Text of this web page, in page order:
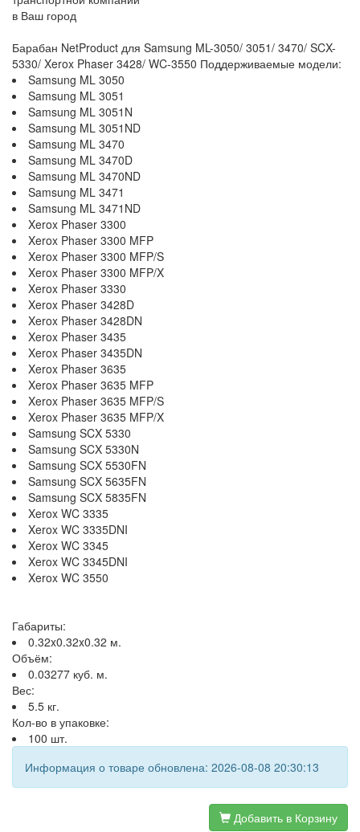
в Ваш город
Барабан NetProduct для Samsung ML-3050/ 3051/ 3470/ SCX-
5330/ Xerox Phaser 3428/ WC-3550 Поддерживаемые модели:
Samsung ML 3050
Samsung ML 3051
Samsung ML 3051N
Samsung ML 3051ND
Samsung ML 3470
Samsung ML 3470D
Samsung ML 3470ND
Samsung ML 3471
Samsung ML 3471ND
Xerox Phaser 3300
Xerox Phaser 3300 MFP
Xerox Phaser 3300 MFP/S
Xerox Phaser 3300 MFP/X
Xerox Phaser 3330
Xerox Phaser 3428D
Xerox Phaser 3428DN
Xerox Phaser 3435
Xerox Phaser 3435DN
Xerox Phaser 3635
Xerox Phaser 3635 MFP
Xerox Phaser 3635 MFP/S
Xerox Phaser 3635 MFP/X
Samsung SCX 5330
Samsung SCX 5330N
Samsung SCX 5530FN
Samsung SCX 5635FN
Samsung SCX 5835FN
Xerox WC 3335
Xerox WC 3335DNI
Xerox WC 3345
Xerox WC 3345DNI
Xerox WC 3550
Габариты:
0.32x0.32x0.32 м.
Объём:
0.03277 куб. м.
Вес:
5.5 кг.
Кол-во в упаковке:
100 шт.
Информация о товаре обновлена: 2026-08-08 20:30:13
Добавить в Корзину